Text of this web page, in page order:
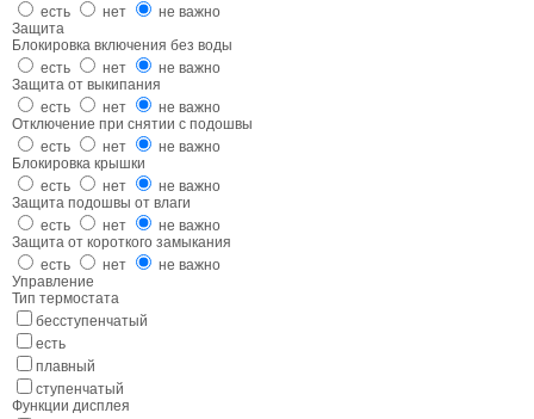
есть
нет
не важно
Защита
Блокировка включения без воды
есть
нет
не важно
Защита от выкипания
есть
нет
не важно
Отключение при снятии с подошвы
есть
нет
не важно
Блокировка крышки
есть
нет
не важно
Защита подошвы от влаги
есть
нет
не важно
Защита от короткого замыкания
есть
нет
не важно
Управление
Тип термостата
бесступенчатый
есть
плавный
ступенчатый
Функции дисплея